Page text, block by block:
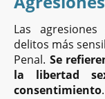
Las
delitos más
Penal. Se
la libertad
consentimiento.